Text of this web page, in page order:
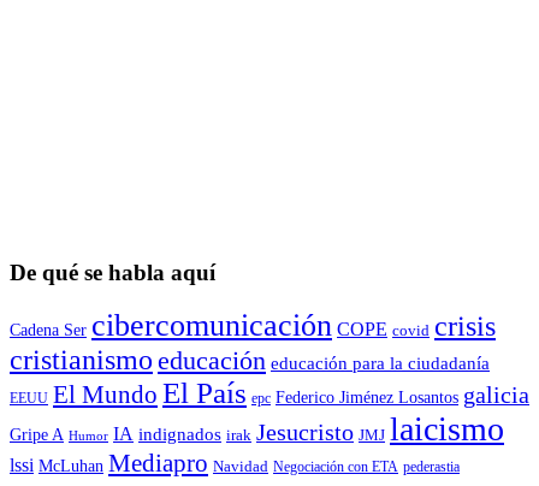
De qué se habla aquí
Cadena Ser cibercomunicación COPE covid crisis
cristianismo educación educación para la ciudadaní­a
EEUU El Mundo El País epc Federico Jiménez Losantos galicia
Gripe A Humor IA indignados irak Jesucristo JMJ laicismo
lssi McLuhan Mediapro Navidad Negociación con ETA pederastia